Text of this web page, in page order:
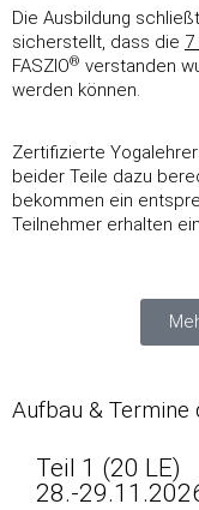
Die Ausbildung
sicherstellt, dass die
FASZIO® verstanden
werden können.
Zertifizierte
beider Teile dazu
bekommen ein
Teilnehmer erhalten
Aufbau & Termine
Teil 1 (20 LE)
28.-